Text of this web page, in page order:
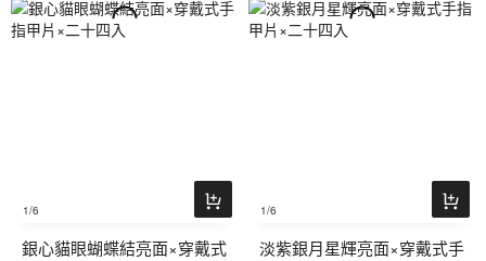
1/6
銀心貓眼蝴蝶結亮面×穿戴式
1/6
淡紫銀月星輝亮面×穿戴式手